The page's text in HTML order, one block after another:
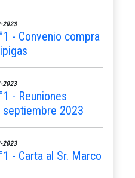
2023
- Convenio compra
2023
- Reuniones
2023
2023
- Carta al Sr. Marco